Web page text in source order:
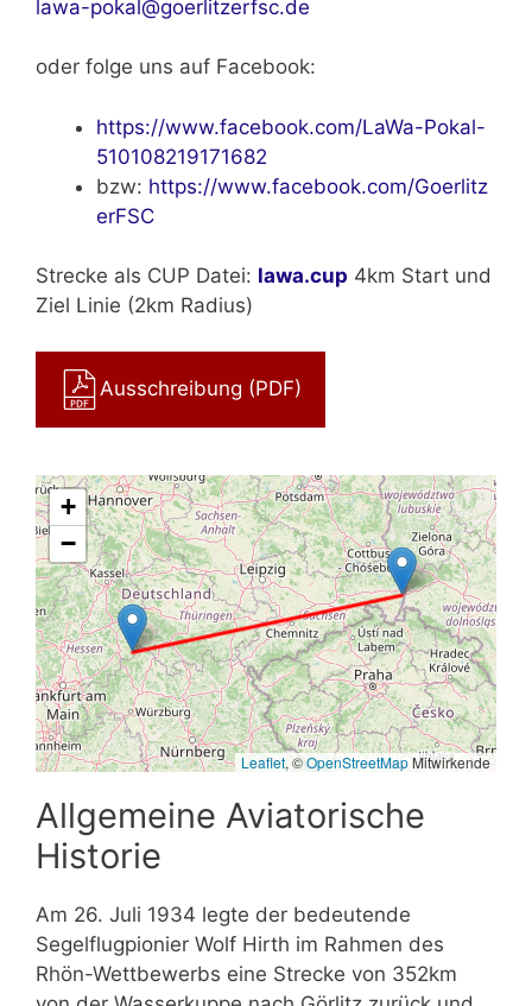
lawa-pokal@goerlitzerfsc.de
oder folge uns auf Facebook:
https://www.facebook.com/LaWa-Pokal-
510108219171682
bzw: https://www.facebook.com/Goerlitz
erFSC
Strecke als CUP Datei: lawa.cup 4km Start und
Ziel Linie (2km Radius)
Ausschreibung (PDF)
+
−
Leaflet, ©OpenStreetMapMitwirkende
Allgemeine Aviatorische
Historie
Am 26. Juli 1934 legte der bedeutende
Segelflugpionier Wolf Hirth im Rahmen des
Rhön-Wettbewerbs eine Strecke von 352km